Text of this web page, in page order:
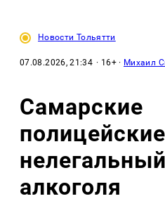
Новости Тольятти
07.08.2026, 21:34 · 16+ · Михаил
Самарские
алкоголя